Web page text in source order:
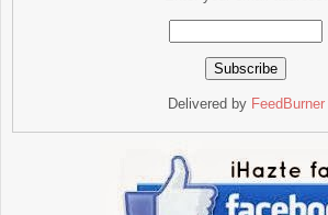
Delivered by FeedBurner